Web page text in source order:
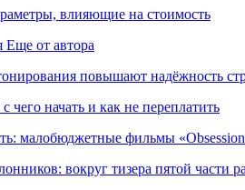
влияющие на стоимость
Еще от автора
повышают надёжность
чего начать и как не переплатить
малобюджетные фильмы
вокруг тизера пятой части